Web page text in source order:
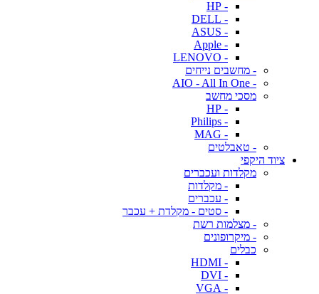
- HP
- DELL
- ASUS
- Apple
- LENOVO
- מחשבים נייחים
- AIO - All In One
מסכי מחשב
- HP
- Philips
- MAG
- טאבלטים
ציוד היקפי
מקלדות ועכברים
- מקלדות
- עכברים
- סטים - מקלדת + עכבר
- מצלמות רשת
- מיקרופונים
כבלים
- HDMI
- DVI
- VGA